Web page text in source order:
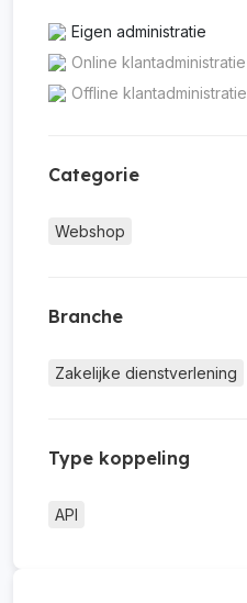
Eigen administratie
Online klantadministratie
Offline klantadministratie
Categorie
Webshop
Branche
Zakelijke dienstverlening
Type koppeling
API